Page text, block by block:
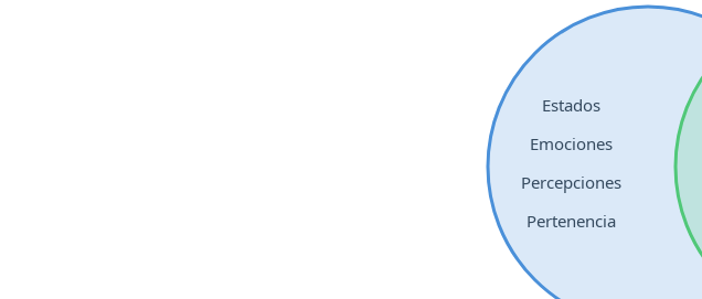
Estados
Emociones
Percepciones
Pertenencia